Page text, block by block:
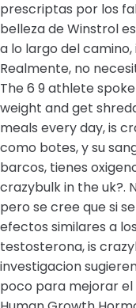
prescriptas por los
belleza de Winstrol
a lo largo del
Realmente, no
The 6 9 athlete
weight and get
meals every day, is
como botes, y su
barcos, tienes
crazybulk in the uk?.
pero se cree que si
efectos similares a
testosterona, is
investigacion
poco para mejorar